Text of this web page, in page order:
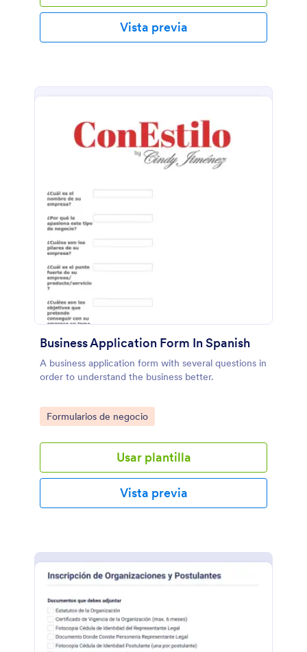
compartidlo en vuestra página web - podéis enviar
el link directamente a los proveedores para que lo
rellenen o ponerlo en una web para que lo rellenen
almacenaje, como pueden ser Google Drive o
mayor información, ¡Utilizad el Creador de
Formularios de Jotform para obtener el diseño que
queráis! Recopilad la información que necesitáis
sobre los proveedores con el formulario de
Vista previa
Business Application Form In Spanish
A business application form with several questions in
order to understand the business better.
Go to Category:
Formularios de negocio
Usar plantilla
Vista previa